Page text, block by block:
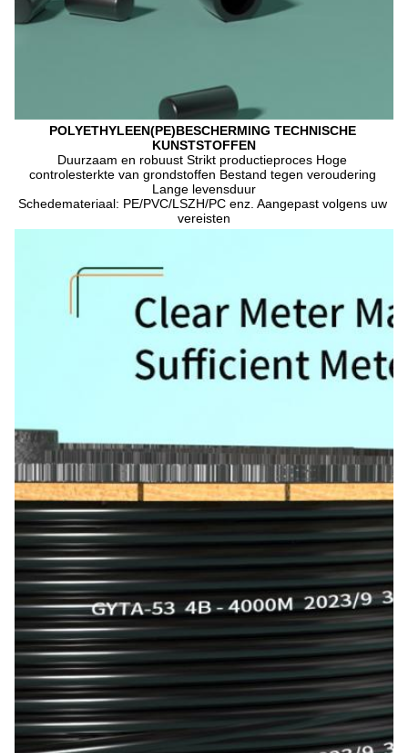
POLYETHYLEEN(PE)BESCHERMING TECHNISCHE
KUNSTSTOFFEN
Duurzaam en robuust Strikt productieproces Hoge
controlesterkte van grondstoffen Bestand tegen veroudering
Lange levensduur
Schedemateriaal: PE/PVC/LSZH/PC enz. Aangepast volgens uw
vereisten